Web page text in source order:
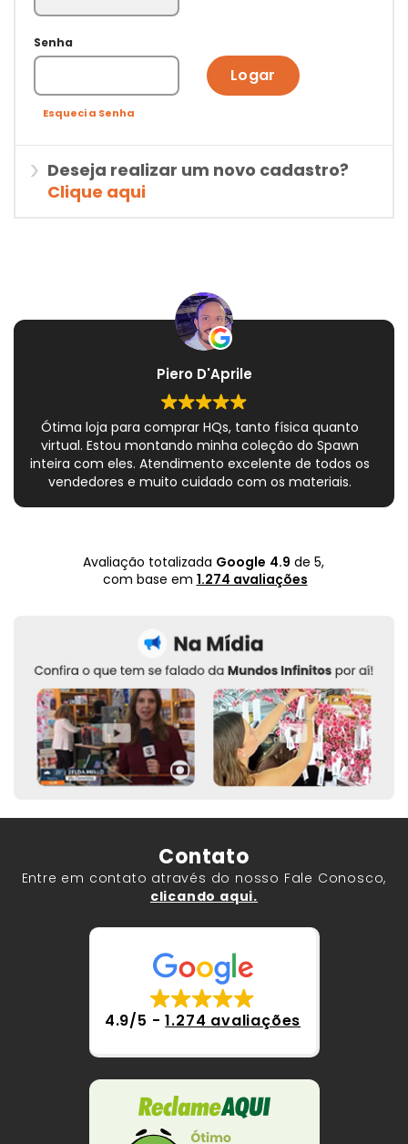
Senha
Logar
Esqueci a Senha
Deseja realizar um novo cadastro?
Clique aqui
Piero D'Aprile
Ótima loja para comprar HQs, tanto física quanto
virtual. Estou montando minha coleção do Spawn
inteira com eles. Atendimento excelente de todos os
vendedores e muito cuidado com os materiais.
Avaliação totalizada Google 4.9 de 5,
com base em 1.274 avaliações
Contato
Entre em contato através do nosso Fale Conosco,
clicando aqui.
4.9/5 - 1.274 avaliações